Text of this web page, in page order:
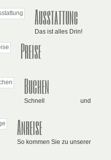
Ausstattung
Das ist alles Drin!
Preise
Buchen
Schnell und
Anreise
So kommen Sie zu unserer